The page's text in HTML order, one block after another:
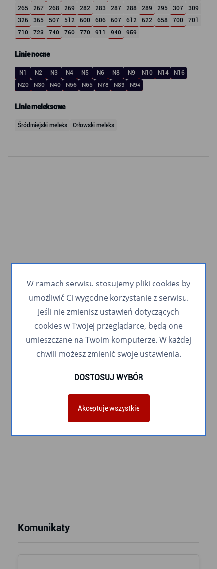
265
267 268 269 282 283 287 288 289 295 307
309
326
365 507 512 600 606 607 612 622 658 700
701
710
723 740 760 770 911 940 959
Linie nocne
N1 N2 N3 N4 N5 N6 N8 N9 N10 N14
N16
N20
N30 N40 N56 N65 N78 N89 N94
Linie meleksowe
Śródmiejski meleks Orłowski meleks
Komunikaty
W ramach serwisu stosujemy pliki cookies by
umożliwić Ci wygodne korzystanie z serwisu.
Jeśli nie zmienisz ustawień dotyczących
cookies w Twojej przeglądarce, będą one
umieszczane na Twoim komputerze. W każdej
chwili możesz zmienić swoje ustawienia.
DOSTOSUJ WYBÓR
Akceptuje wszystkie